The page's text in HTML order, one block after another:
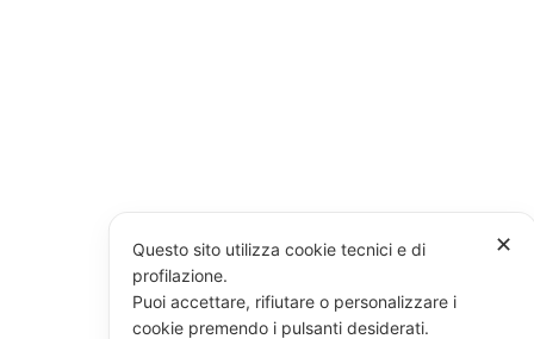
✕
Questo sito utilizza cookie tecnici e di
profilazione.
Puoi accettare, rifiutare o personalizzare i
cookie premendo i pulsanti desiderati.